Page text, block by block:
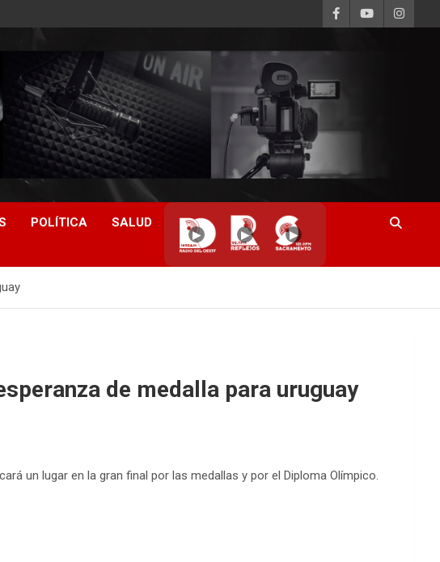
POLÍTICA SALUD
▶ ▶ ▶
de medalla para uruguay
un lugar en la gran final por las medallas y por el Diploma Olímpico.